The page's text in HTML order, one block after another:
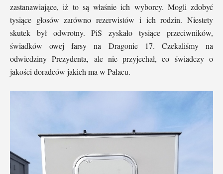
zastanawiające, iż to są właśnie ich wyborcy. Mogli zdobyć
tysiące głosów zarówno rezerwistów i ich rodzin. Niestety
skutek był odwrotny. PiS zyskało tysiące przeciwników,
świadków owej farsy na Dragonie 17. Czekaliśmy na
odwiedziny Prezydenta, ale nie przyjechał, co świadczy o
jakości doradców jakich ma w Pałacu.